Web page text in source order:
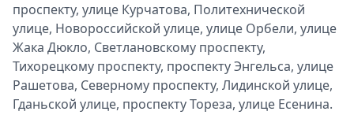
проспекту, улице Курчатова, Политехнической
улице, Новороссийской улице, улице Орбели, улице
Жака Дюкло, Светлановскому проспекту,
Тихорецкому проспекту, проспекту Энгельса, улице
Рашетова, Северному проспекту, Лидинской улице,
Гданьской улице, проспекту Тореза, улице Есенина.